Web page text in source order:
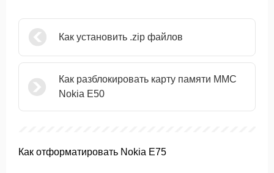
Как установить .zip файлов
Как разблокировать карту памяти MMC
Nokia E50
Как отформатировать Nokia E75